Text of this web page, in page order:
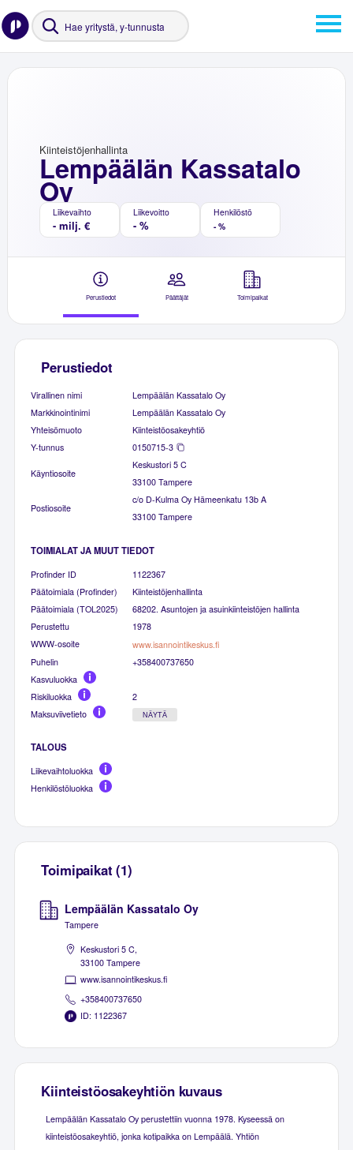
Lempäälän Kassatalo
Oy
Kiinteistöjenhallinta
Liikevaihto
- milj. €
Liikevoitto
- %
Henkilöstö
- %
Perustiedot Päättäjät Toimipaikat
Perustiedot
Virallinen nimi
Lempäälän Kassatalo Oy
Markkinointinimi
Lempäälän Kassatalo Oy
Yhteisömuoto
Kiinteistöosakeyhtiö
Y-tunnus
0150715-3
Käyntiosoite
Keskustori 5 C
33100 Tampere
Postiosoite
c/o D-Kulma Oy Hämeenkatu 13b A
33100 Tampere
TOIMIALAT JA MUUT TIEDOT
Profinder ID
1122367
Päätoimiala (Profinder)
Kiinteistöjenhallinta
Päätoimiala (TOL2025)
68202. Asuntojen ja asuinkiinteistöjen hallinta
Perustettu
1978
WWW-osoite
www.isannointikeskus.fi
Puhelin
+358400737650
Kasvuluokka
Riskiluokka
2
Maksuviivetieto
NÄYTÄ
TALOUS
Liikevaihtoluokka
Henkilöstöluokka
Toimipaikat (1)
Lempäälän Kassatalo Oy
Tampere
Keskustori 5 C,
33100 Tampere
www.isannointikeskus.fi
+358400737650
ID: 1122367
Kiinteistöosakeyhtiön kuvaus
Lempäälän Kassatalo Oy perustettiin vuonna 1978. Kyseessä on
kiinteistöosakeyhtiö, jonka kotipaikka on Lempäälä. Yhtiön